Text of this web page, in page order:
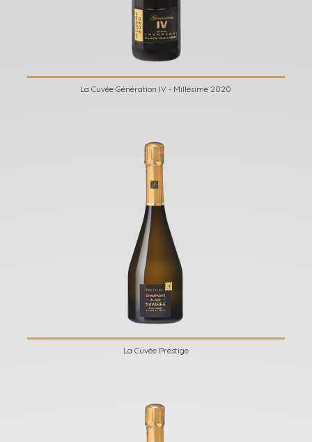
La Cuvée Génération IV - Millésime 2020
La Cuvée Prestige